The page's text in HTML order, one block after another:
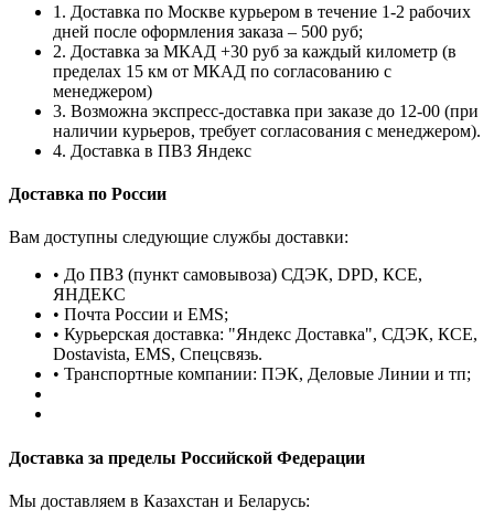
1. Доставка по Москве курьером в течение 1-2 рабочих
дней после оформления заказа – 500 руб;
2. Доставка за МКАД +30 руб за каждый километр (в
пределах 15 км от МКАД по согласованию с
менеджером)
3. Возможна экспресс-доставка при заказе до 12-00 (при
наличии курьеров, требует согласования с менеджером).
4. Доставка в ПВЗ Яндекс
Доставка по России
Вам доступны следующие службы доставки:
• До ПВЗ (пункт самовывоза) СДЭК, DPD, КСЕ,
ЯНДЕКС
• Почта России и EMS;
• Курьерская доставка: "Яндекс Доставка", СДЭК, КСЕ,
Dostavista, EMS, Спецсвязь.
• Транспортные компании: ПЭК, Деловые Линии и тп;
Доставка за пределы Российской Федерации
Мы доставляем в Казахстан и Беларусь: